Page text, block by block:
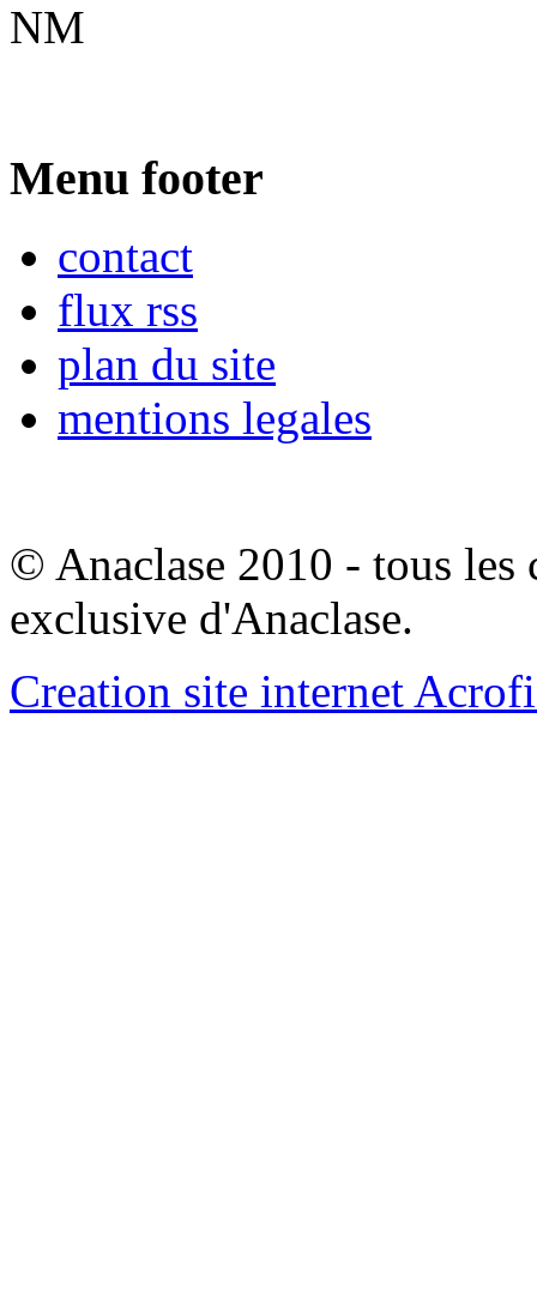
NM
Menu footer
contact
flux rss
plan du site
mentions legales
© Anaclase 2010 - tous les
exclusive d'Anaclase.
Creation site internet